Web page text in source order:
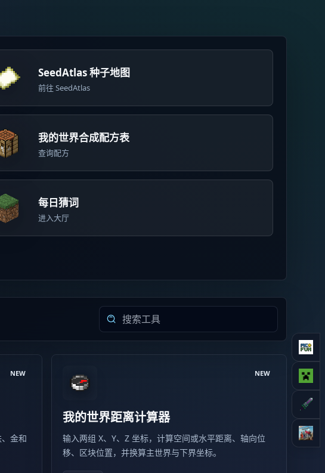
SeedAtlas 种子地图
前往 SeedAtlas
我的世界合成配方表
查询配方
每日猜词
进入大厅
NEW
金和
NEW
我的世界距离计算器
输入两组 X、Y、Z 坐标，计算空间或水平距离、轴向位
移、区块位置，并换算主世界与下界坐标。